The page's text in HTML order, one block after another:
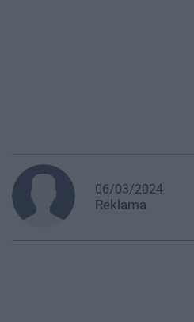
06/03/2024
Reklama